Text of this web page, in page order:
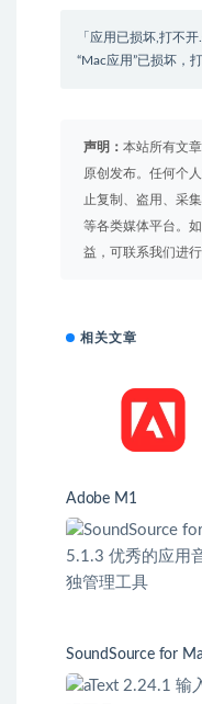
「应用已损坏,打不
“Mac应用”已损坏，
声明： 本站所有文
原创发布。任何个
止复制、盗用、采
等各类媒体平台。
益，可联系我们进行
相关文章
Adobe M1
SoundSource for
5.1.3 优秀的应用音量单独
管理工具